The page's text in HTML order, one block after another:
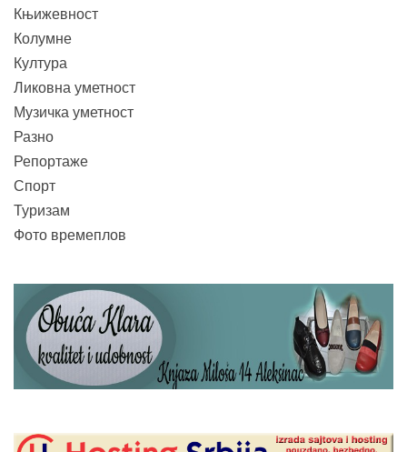
Књижевност
Колумне
Култура
Ликовна уметност
Музичка уметност
Разно
Репортаже
Спорт
Туризам
Фото времеплов